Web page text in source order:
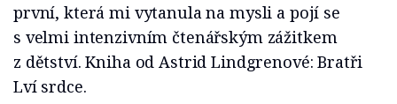
první, která mi vytanula na mysli a pojí se
s velmi intenzivním čtenářským zážitkem
z dětství. Kniha od Astrid Lindgrenové: Bratři
Lví srdce.